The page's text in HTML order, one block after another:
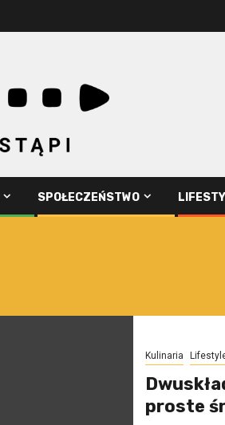
SPOŁECZEŃSTWO
Kulinaria
proste